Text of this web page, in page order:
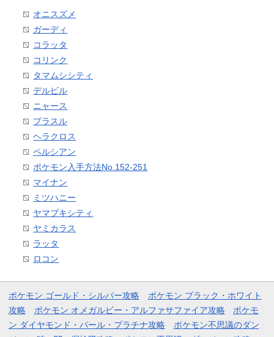
オニスズメ
ガーディ
コラッタ
コリンク
タマムシシティ
デルビル
ニャース
プラスル
ヘラクロス
ペルシアン
ポケモン入手方法No.152-251
マイナン
ミツハニー
ヤマブキシティ
ヤミカラス
ラッタ
ロコン
ポケモン ゴールド・シルバー攻略
ポケモン ブラック・ホワイト
攻略
ポケモン オメガルビー・アルファサファイア攻略
ポケモ
ン ダイヤモンド・パール・プラチナ攻略
ポケモン不思議のダン